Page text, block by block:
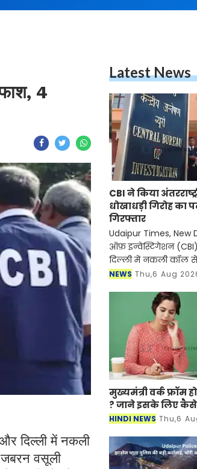
4
दिल्ली में नकली
वसूली
Latest News
CBI ने किया
धोखाधड़ी गिरोह का
गिरफ्तार
Udaipur Times, New
ऑफ़ इन्वेस्टिगेशन
दिल्ली में नकली कॉल
ज़रिए चल रहे एक बड़े
NEWS Thu,6 Aug
मुख्यमंत्री वर्क फ्रॉम
? जाने इसके लिए
HINDI NEWS Thu,6